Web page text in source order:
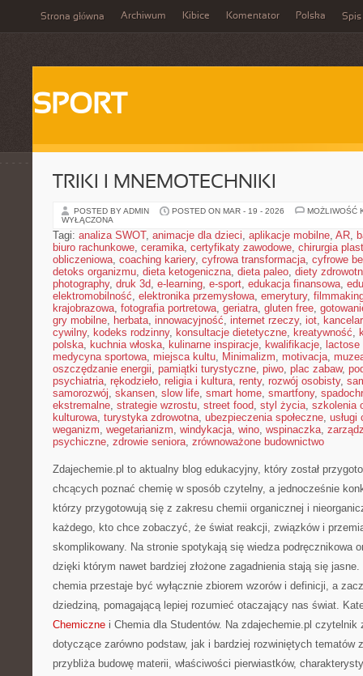
Strona główna Archiwum Kibice Komentator Polska Spis
SPORT
TRIKI I MNEMOTECHNIKI
POSTED BY ADMIN POSTED ON MAR - 19 - 2026
MOŻLIWOŚĆ
WYŁĄCZONA
Tagi: analiza SWOT, animacje dla dzieci, aplikacje mobilne, AR,
biuro rachunkowe, ceramika, certyfikaty zawodowe, chirurgia
obliczeniowa, coaching kariery, cyfrowa transformacja, cyfrowe
detoks organizmu, dieta ketogeniczna, dieta paleo, diety
photography, druk 3d, e-learning, e-sport, edukacja finansowa,
elektromobilność, elektronika przemysłowa, emerytury,
krajobrazowa, fotografia portretowa, geriatra, gluten free,
gry mobilne, herbata, innowacyjność, internet rzeczy, iot,
cywilny, kodeks rodzinny, konsultacje dietetyczne, kreatywność,
polska, kuchnia włoska, kulinarne inspiracje, kwalifikacje, lactose
medycyna sportowa, miejsca kultu, Minimalizm, motivacja,
oszczędzanie energii, pamiątki turystyczne, piwo, plac zabaw,
psychiatria, rękodzieło, religia i kultura, renty, rozwój osobisty,
samorozwój, skansen, slow life, smart home, smartfony,
ekstremalne, strategie wzrostu, street food, styl życia, szkolenia
kulturowa, turystyka zdrowotna, ubezpieczenia społeczne, usługi
weganizm, wegetarianizm, windykacja, wino, wspinaczka,
psychiczne, zdrowie seniora, zrównoważone budownictwo
Zdajechemie.pl to aktualny blog edukacyjny, który został
chcących poznać chemię w sposób czytelny, a jednocześnie
którzy przygotowują się z zakresu chemii organicznej i
każdego, kto chce zobaczyć, że świat reakcji, związków i
skomplikowany. Na stronie spotykają się wiedza podręcznikowa
dzięki którym nawet bardziej złożone zagadnienia stają się
chemia przestaje być wyłącznie zbiorem wzorów i definicji, a
dziedziną, pomagającą lepiej rozumieć otaczający nas świat.
Chemiczne i Chemia dla Studentów. Na zdajechemie.pl
dotyczące zarówno podstaw, jak i bardziej rozwiniętych tematów
przybliża budowę materii, właściwości pierwiastków,